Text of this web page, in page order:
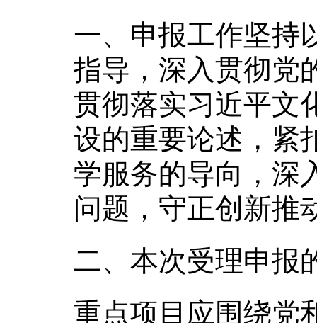
一、申报工作坚持
指导，深入贯彻党
贯彻落实习近平文
设的重要论述，紧
学服务的导向，深
问题，守正创新推
二、本次受理申报
重点项目应围绕党